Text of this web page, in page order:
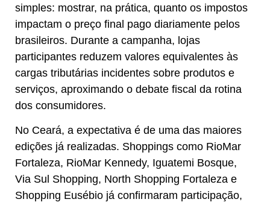
simples: mostrar, na prática, quanto os impostos
impactam o preço final pago diariamente pelos
brasileiros. Durante a campanha, lojas
participantes reduzem valores equivalentes às
cargas tributárias incidentes sobre produtos e
serviços, aproximando o debate fiscal da rotina
dos consumidores.
No Ceará, a expectativa é de uma das maiores
edições já realizadas. Shoppings como RioMar
Fortaleza, RioMar Kennedy, Iguatemi Bosque,
Via Sul Shopping, North Shopping Fortaleza e
Shopping Eusébio já confirmaram participação,